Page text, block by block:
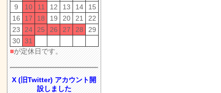
9
10 11 12 13 14
15
16
17 18 19 20 21
22
23
24 25 26 27 28
29
30 31
■が定休日です。
X (旧Twitter) アカウント開
設しました